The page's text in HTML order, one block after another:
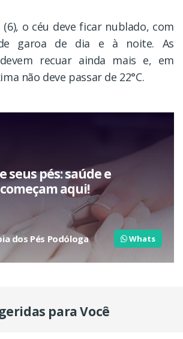
o céu deve ficar nublado, com
de garoa de dia e à noite. As
recuar ainda mais e, em
não deve passar de 22°C.
seus pés: saúde e
aqui!
dos Pés Podóloga Whats
para Você